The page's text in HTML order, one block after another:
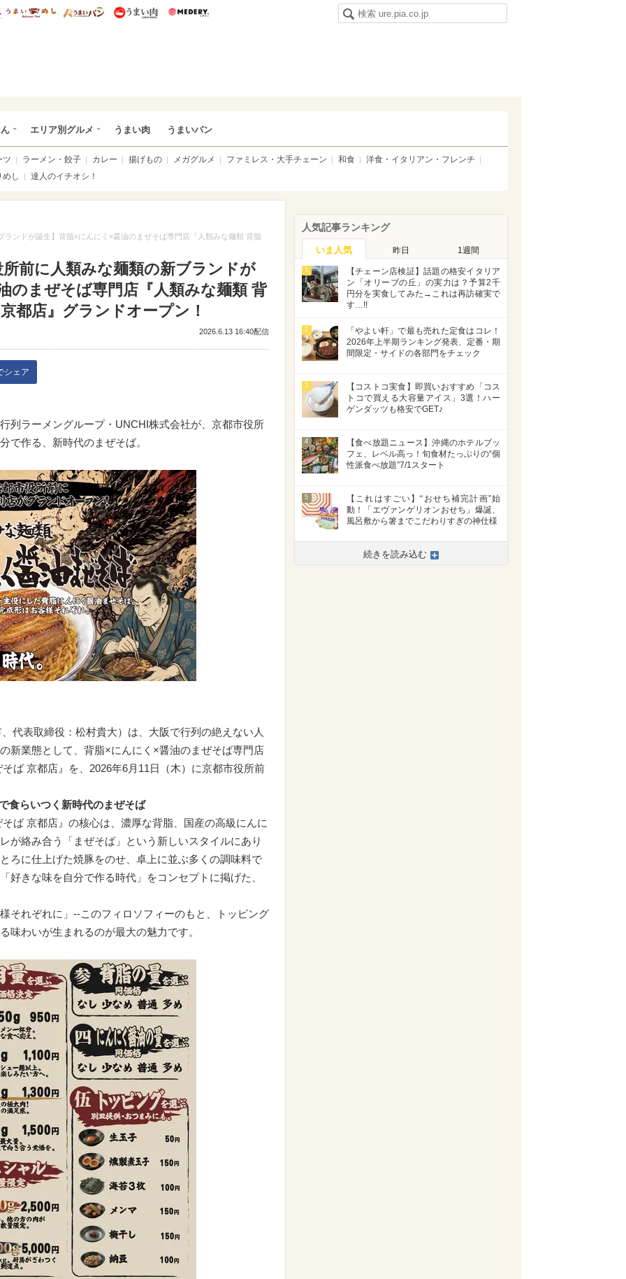
研 ディズニー特集
mimot. うまいめし うまいパン うまい肉
エリア別グルメ うまい肉 うまいパン
ツ ラーメン・餃子 カレー 揚げもの メガグルメ ファミレス・大手チェーン 和食
洋食・イタリアン・フレンチ
めし
達人のイチオシ！
ンドが誕生】背脂×にんにく×醤油のまぜそば専門店『人類みな麺類 背脂
前に人類みな麺類の新ブランドが
のまぜそば専門店『人類みな麺類 背
都店』グランドオープン！
2026.6.13 16:40配信
シェア
列ラーメングループ・UNCHI株式会社が、京都市役所
で作る、新時代のまぜそば。
代表取締役：松村貴大）は、大阪で行列の絶えない人
新業態として、背脂×にんにく×醤油のまぜそば専門店
ば 京都店』を、2026年6月11日（木）に京都市役所前
食らいつく新時代のまぜそば
ば 京都店』の核心は、濃厚な背脂、国産の高級にんに
が絡み合う「まぜそば」という新しいスタイルにあり
ろに仕上げた焼豚をのせ、卓上に並ぶ多くの調味料で
好きな味を自分で作る時代」をコンセプトに掲げた、
それぞれに」--このフィロソフィーのもと、トッピング
味わいが生まれるのが最大の魅力です。
人気記事ランキング
いま人気 昨日 1週間
1
【チェーン店検証】話題の格安イタリア
ン「オリーブの丘」の実力は？予算2千
円分を実食してみた→これは再訪確実で
す…!!
2
「やよい軒」で最も売れた定食はコレ！
2026年上半期ランキング発表、定番・期
間限定・サイドの各部門をチェック
3
【コストコ実食】即買いおすすめ「コス
トコで買える大容量アイス」3選！ハー
ゲンダッツも格安でGET♪
4
【食べ放題ニュース】沖縄のホテルブッ
フェ、レベル高っ！旬食材たっぷりの“個
性派食べ放題”7/1スタート
5
【これはすごい】“おせち補完計画”始
動！「エヴァンゲリオンおせち」爆誕、
風呂敷から箸までこだわりすぎの神仕様
続きを読み込む